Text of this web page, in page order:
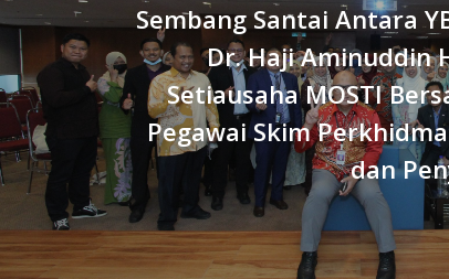
Sembang Santai Antara
Dr. Haji Aminuddin
Setiausaha MOSTI
Pegawai Skim
dan